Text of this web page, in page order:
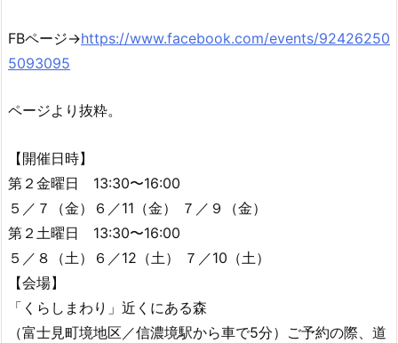
FBページ→https://www.facebook.com/events/92426250
5093095
ページより抜粋。
【開催日時】
第２金曜日 13:30〜16:00
５／７（金）６／11（金） ７／９（金）
第２土曜日 13:30〜16:00
５／８（土）６／12（土） ７／10（土）
【会場】
「くらしまわり」近くにある森
（富士見町境地区／信濃境駅から車で5分）ご予約の際、道